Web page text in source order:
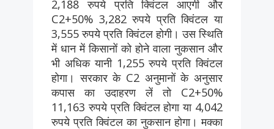
2,188 रुपये प्रति क्विंटल आएगी और
C2+50% 3,282 रुपये प्रति क्विंटल या
3,555 रुपये प्रति क्विंटल होगी। उस स्थिति
में धान में किसानों को होने वाला नुकसान और
भी अधिक यानी 1,255 रुपये प्रति क्विंटल
होगा। सरकार के C2 अनुमानों के अनुसार
कपास का उदाहरण लें तो C2+50%
11,163 रुपये प्रति क्विंटल होगा या 4,042
रुपये प्रति क्विंटल का नुकसान होगा। मक्का